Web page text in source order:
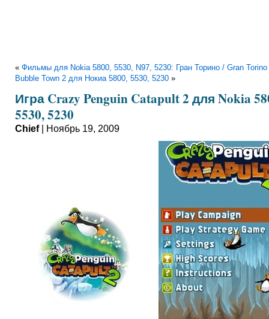
« Фильмы для Nokia 5800, 5530, N97, 5230: Гран Торино / Gran Torino
Bubble Town 2 для Нокиа 5800, 5530, 5230 »
Игра Crazy Penguin Catapult 2 для Nokia
5530, 5230
Chief| Ноябрь 19, 2009